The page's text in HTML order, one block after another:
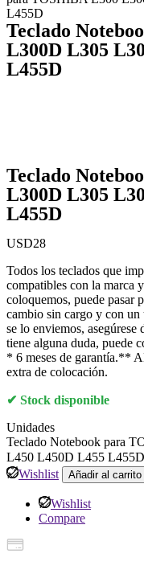
L455D
Teclado
L300D L305
L455D
Teclado
L300D L305
L455D
USD28
Todos los teclados que
compatibles con la marca
coloquemos, puede pasar
cambio sin cargo y con un
se lo enviemos, asegúrese
tiene alguna duda, puede
* 6 meses de garantía.**
extra de colocación.
Stock disponible
Unidades
Teclado Notebook para
L450 L450D L455
Wishlist
Añadir al carrito
Wishlist
Compare